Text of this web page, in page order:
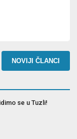
NOVIJI ČLANCI
se u Tuzli!